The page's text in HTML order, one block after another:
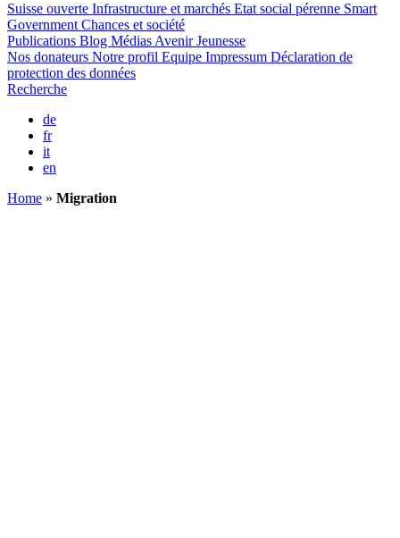
Suisse ouverte Infrastructure et marchés Etat social pérenne Smart
Government Chances et société
Publications Blog Médias Avenir Jeunesse
Nos donateurs Notre profil Equipe Impressum Déclaration de
protection des données
Recherche
de
fr
it
en
Home » Migration